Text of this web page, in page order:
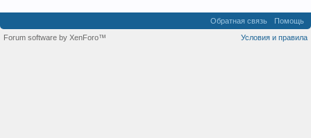
Обратная связь
Помощь
Условия и правила
Forum software by XenForo™